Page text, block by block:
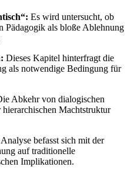
Es wird untersucht, ob
Pädagogik als bloße Ablehnung
Dieses Kapitel hinterfragt die
als notwendige Bedingung für
Abkehr von dialogischen
Machtstruktur
befasst sich mit der
auf traditionelle
Implikationen.